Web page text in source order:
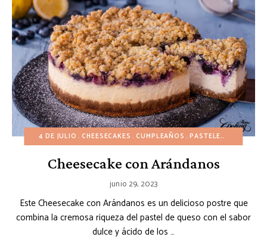
4 DE JULIO CHEESECAKES CUMPLEAÑOS PASTELES
Cheesecake con Arándanos
junio 29, 2023
Este Cheesecake con Arándanos es un delicioso postre que
combina la cremosa riqueza del pastel de queso con el sabor
dulce y ácido de los …